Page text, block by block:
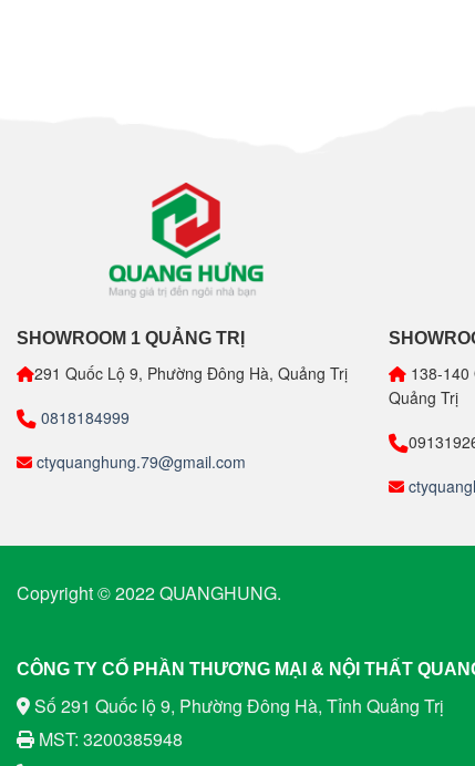
SHOWROOM 1 QUẢNG TRỊ
291 Quốc Lộ 9, Phường Đông Hà, Quảng Trị
0818184999
ctyquanghung.79@gmail.com
138-140
Quảng Trị
Copyright © 2022 QUANGHUNG.
CÔNG TY CỔ PHẦN THƯƠNG MẠI & NỘI THẤT
Số 291 Quốc lộ 9, Phường Đông Hà, Tỉnh Quảng Trị
MST: 3200385948